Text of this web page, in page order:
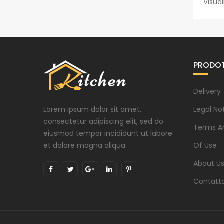
Lorem ipsum dolor sit amet,
consectetur adipiscing elit, sed do
eiusmod tempor incididunt ut labore
et dolore magna aliqua.
Delivery
Legal
Terms
Of Use
About Us